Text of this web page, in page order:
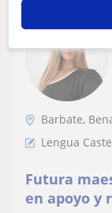
Barbate,
Lengua
Futura
en apoyo y